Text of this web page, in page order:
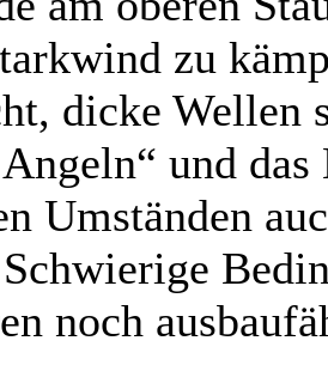
zu
dicke Wellen
und
Umständen
noch